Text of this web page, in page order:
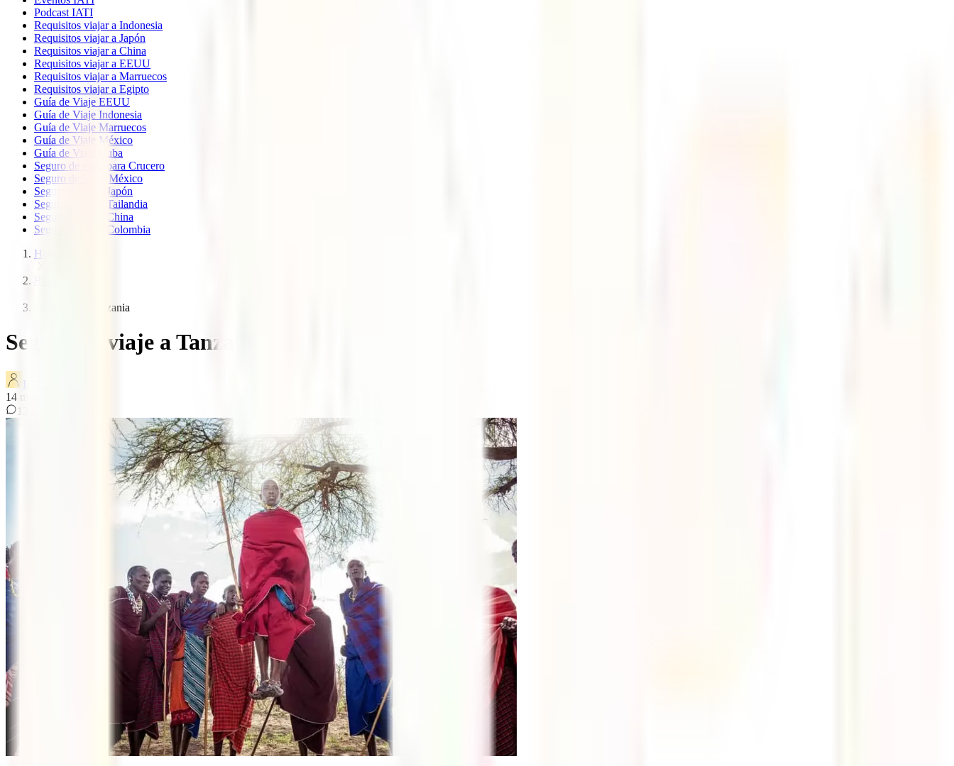
Podcast IATI
Requisitos viajar a Indonesia
Requisitos viajar a Japón
Requisitos viajar a China
Requisitos viajar a EEUU
Requisitos viajar a Marruecos
Requisitos viajar a Egipto
Guía de Viaje EEUU
Guía de Viaje Indonesia
Guía de Viaje Marruecos
Guía de Viaje México
Guía de Viaje Cuba
Seguro de viaje para Crucero
Seguro de Viaje México
Seguro de viaje Japón
Seguro de viaje Tailandia
Seguro de viaje China
Seguro de viaje Colombia
Home
Seguro viaje tanzania
Seguro de viaje a Tanzania
14 minutos de lectura
12